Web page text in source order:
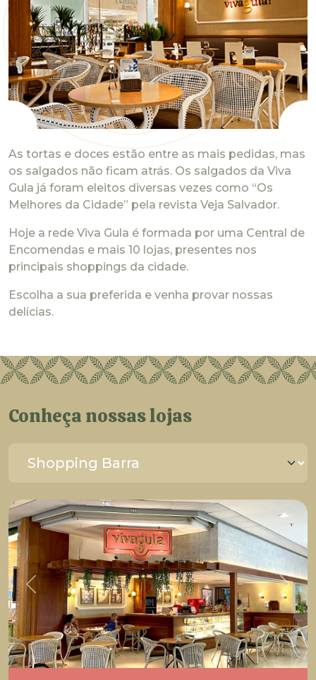
As tortas e doces estão entre as mais pedidas, mas
os salgados não ficam atrás. Os salgados da Viva
Gula já foram eleitos diversas vezes como “Os
Melhores da Cidade” pela revista Veja Salvador.
Hoje a rede Viva Gula é formada por uma Central de
Encomendas e mais 10 lojas, presentes nos
principais shoppings da cidade.
Escolha a sua preferida e venha provar nossas
delícias.
Conheça nossas lojas
Previous Next